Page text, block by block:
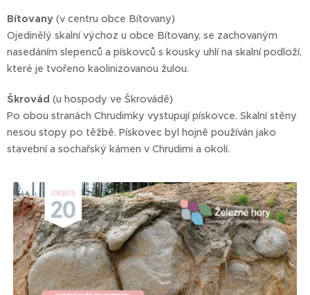
Bítovany (v centru obce Bítovany)
Ojedinělý skalní výchoz u obce Bítovany, se zachovaným
nasedáním slepenců a pískovců s kousky uhlí na skalní podloží,
které je tvořeno kaolinizovanou žulou.
Škrovád (u hospody ve Škrovádě)
Po obou stranách Chrudimky vystupují pískovce. Skalní stěny
nesou stopy po těžbě. Pískovec byl hojně používán jako
stavební a sochařský kámen v Chrudimi a okolí.